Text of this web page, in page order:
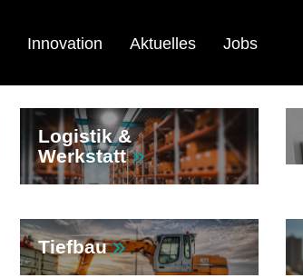
Innovation Aktuelles Jobs
Logistik &
Werkstatt
Tiefbau